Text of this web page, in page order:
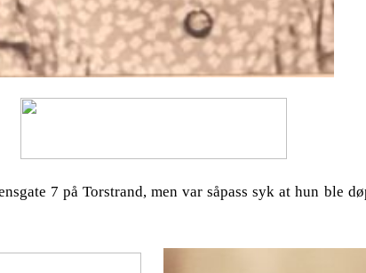
7 på Torstrand, men var såpass syk at hun ble